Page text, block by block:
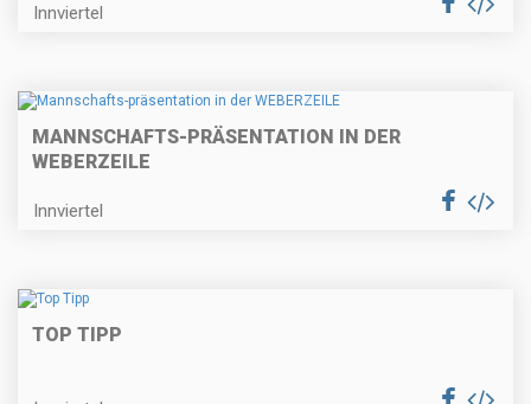
Innviertel
MANNSCHAFTS-PRÄSENTATION IN DER
WEBERZEILE
Innviertel
TOP TIPP